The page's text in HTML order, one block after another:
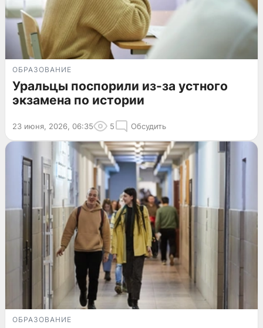
ОБРАЗОВАНИЕ
Уральцы поспорили из-за устного
экзамена по истории
23 июня, 2026, 06:35 5 Обсудить
ОБРАЗОВАНИЕ